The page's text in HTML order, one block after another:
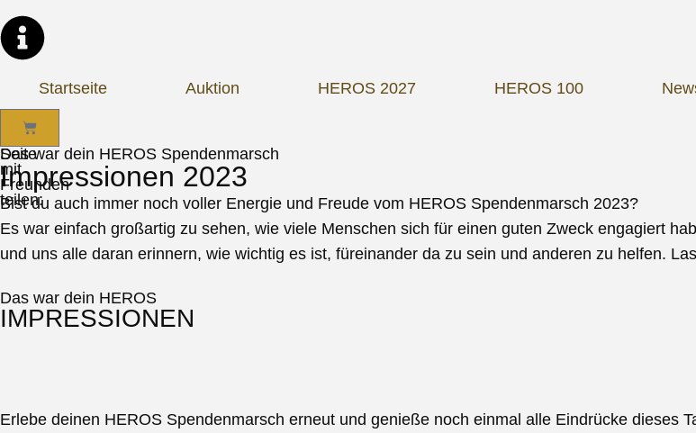
Startseite Auktion HEROS 2027 HEROS 100
Seite
mit
Freunden
teilen:
Das war dein HEROS Spendenmarsch
Impressionen 2023
Bist du auch immer noch voller Energie und Freude vom HEROS Spendenmarsch 2023?
Es war einfach großartig zu sehen, wie viele Menschen sich für einen guten Zweck engagiert
und uns alle daran erinnern, wie wichtig es ist, füreinander da zu sein und anderen zu helfen.
Das war dein HEROS
IMPRESSIONEN
Erlebe deinen HEROS Spendenmarsch erneut und genieße noch einmal alle Eindrücke dieses